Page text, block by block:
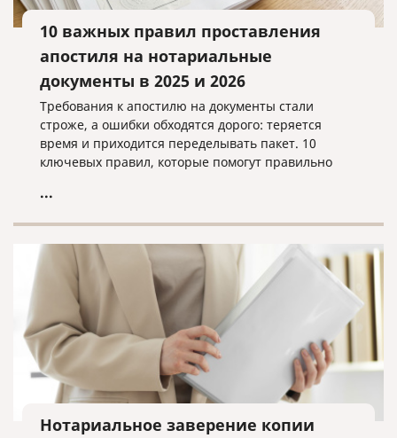
10 важных правил проставления
апостиля на нотариальные
документы в 2025 и 2026
Требования к апостилю на документы стали
строже, а ошибки обходятся дорого: теряется
время и приходится переделывать пакет. 10
ключевых правил, которые помогут правильно
оформление и избежать типичных причин отказа,
...
Нотариальное заверение копии